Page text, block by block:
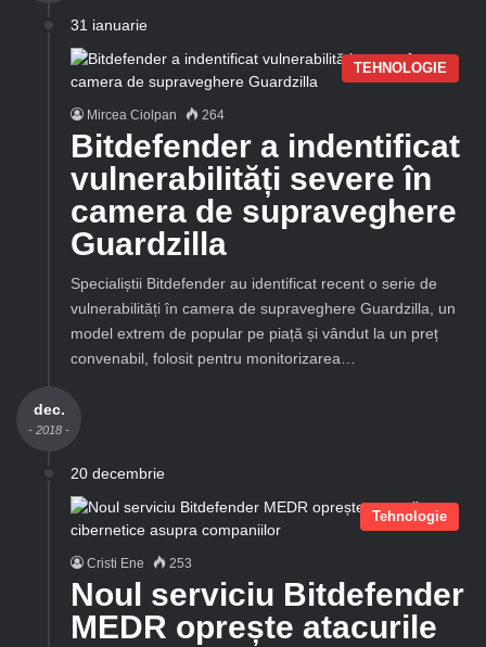
31 ianuarie
TEHNOLOGIE
Mircea Ciolpan 264
Bitdefender a indentificat
vulnerabilități severe în
camera de supraveghere
Guardzilla
Specialiștii Bitdefender au identificat recent o serie de
vulnerabilități în camera de supraveghere Guardzilla, un
model extrem de popular pe piață și vândut la un preț
convenabil, folosit pentru monitorizarea…
dec.
- 2018 -
20 decembrie
Tehnologie
Cristi Ene 253
Noul serviciu Bitdefender
MEDR oprește atacurile